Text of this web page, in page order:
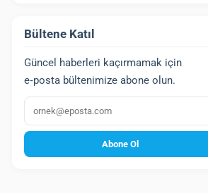
Bültene Katıl
Güncel haberleri kaçırmamak için
e‑posta bültenimize abone olun.
E‑posta
Abone Ol